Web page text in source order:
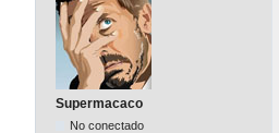
Supermacaco
No conectado